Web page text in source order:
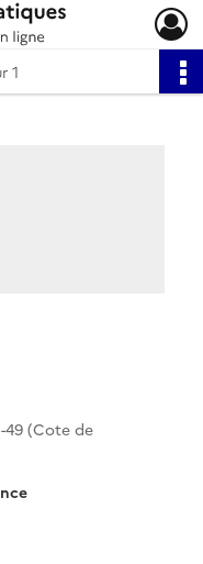
1
49 (Cote de